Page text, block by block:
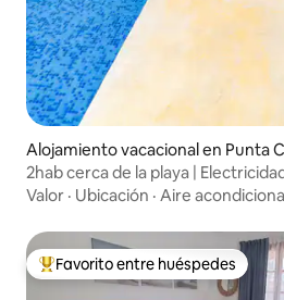
Alojamiento vacacional en Punta
2hab cerca de la playa |
Valor · Ubicación · Aire
De los mejores en Favorito entre
Favorito entre huéspedes